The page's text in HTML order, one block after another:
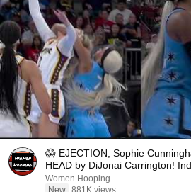
😱 EJECTION, Sophie
HEAD by DiJonai Carrington!
basketball
Women Hooping
New 881K views